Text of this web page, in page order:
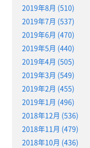
2019年8月 (510)
2019年7月 (537)
2019年6月 (470)
2019年5月 (440)
2019年4月 (505)
2019年3月 (549)
2019年2月 (455)
2019年1月 (496)
2018年12月 (536)
2018年11月 (479)
2018年10月 (436)